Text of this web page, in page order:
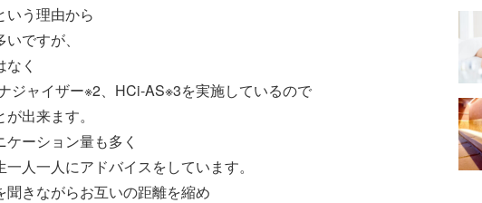
いう理由から
ですが、
く
ジャイザー※2、HCi-AS※3を実施しているので
出来ます。
ーション量も多く
人一人にアドバイスをしています。
きながらお互いの距離を縮め